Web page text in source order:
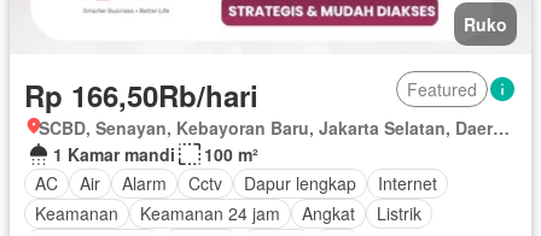
Ruko
Rp 166,50Rb/hari
Featured
SCBD, Senayan, Kebayoran Baru, Jakarta Selatan, Daerah Khusus Ibukota Jakarta
1 Kamar mandi
100 m²
AC
Air Alarm Cctv Dapur lengkap
Internet
Keamanan
Keamanan 24 jam Angkat
Listrik